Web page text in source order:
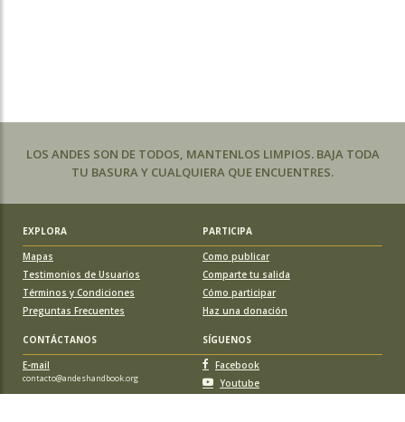
LOS ANDES SON DE TODOS, MANTENLOS LIMPIOS. BAJA TODA
TU BASURA Y CUALQUIERA QUE ENCUENTRES.
EXPLORA
PARTICIPA
Mapas
Testimonios de Usuarios
Términos y Condiciones
Preguntas Frecuentes
Como publicar
Comparte tu salida
Cómo participar
Haz una donación
CONTÁCTANOS
SÍGUENOS
E-mail
contacto@andeshandbook.org
Facebook
Youtube